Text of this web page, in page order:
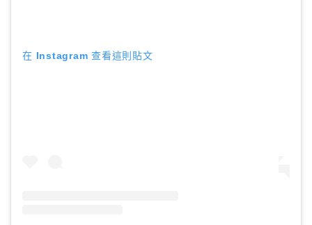
在 Instagram 查看這則貼文